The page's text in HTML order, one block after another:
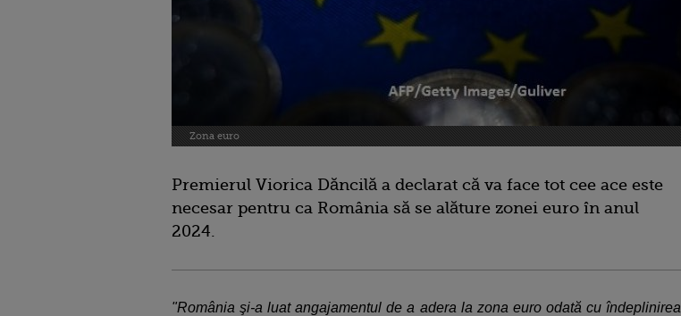
Zona euro
Premierul Viorica Dăncilă a declarat că va face tot cee ace este
necesar pentru ca România să se alăture zonei euro în anul
2024.
"România şi-a luat angajamentul de a adera la zona euro odată cu îndeplinirea